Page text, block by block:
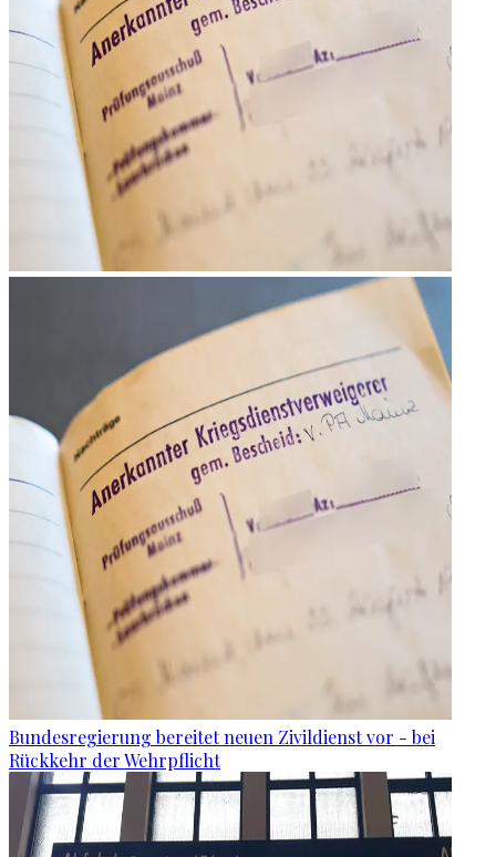
Bundesregierung bereitet neuen Zivildienst vor - bei
Rückkehr der Wehrpflicht